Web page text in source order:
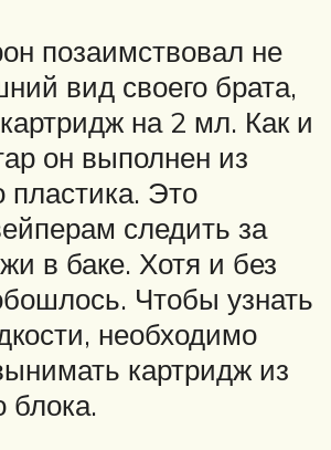
позаимствовал не
вид своего брата,
на 2 мл. Как и
он выполнен из
пластика. Это
следить за
в баке. Хотя и без
Чтобы узнать
необходимо
картридж из
блока.